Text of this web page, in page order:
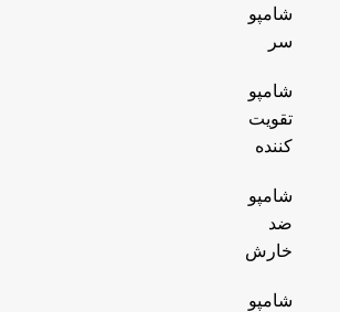
شامپو
سر
شامپو
تقویت
کننده
شامپو
ضد
خارش
شامپو